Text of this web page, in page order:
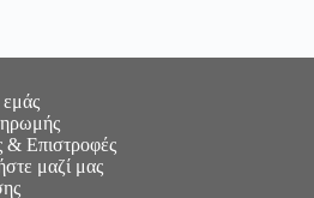
εμάς
& Επιστροφές
μαζί μας